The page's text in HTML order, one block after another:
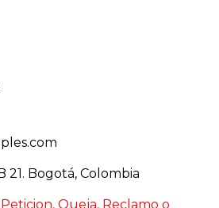
21. Bogotá, Colombia
Peticion, Queja, Reclamo o